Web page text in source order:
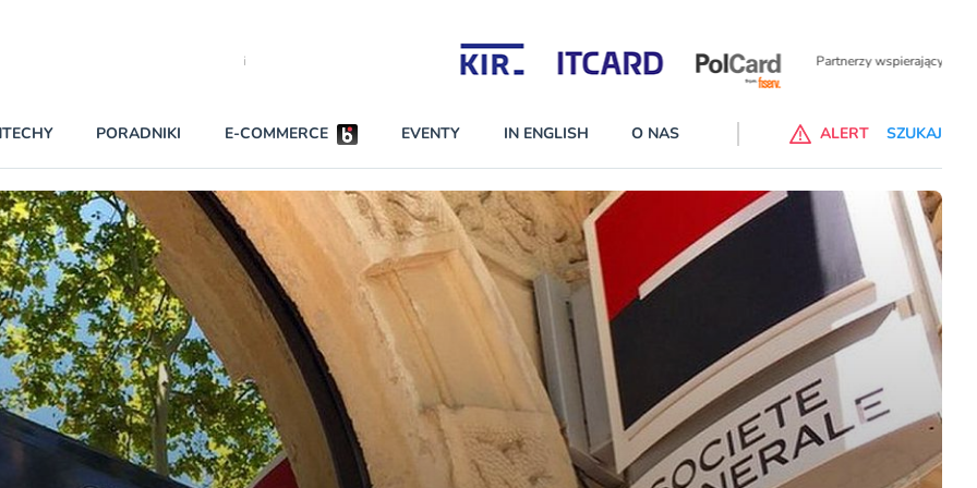
Partnerzy wspierający
BEZPIECZEŃSTWO
INNI NAPISALI
KONTA
PRAWO
RAPORTY SPECJALNE
NAJCZĘŚCIEJ CZYTANE
Darmowy dostęp do ChataGPT Go dla klientów Revoluta. Nowy benefit we
wszystkich planach
W najniższych planach – Standard i Plus – z usługi będzie można korzsytać za
darmo przez trzy miesiące
Czytaj więcej
PORADNIKI E-COMMERCE EVENTY IN ENGLISH O NAS ALERT SZUKAJ